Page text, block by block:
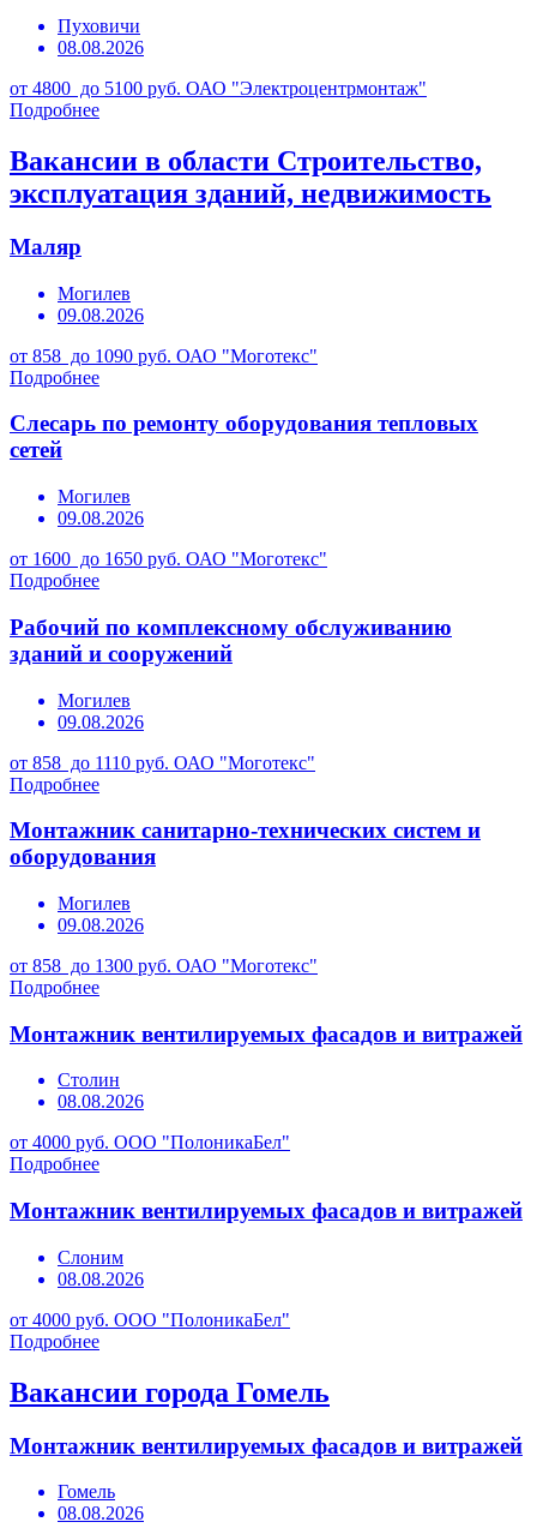
Пуховичи
08.08.2026
от 4800 до 5100 руб. ОАО "Электроцентрмонтаж"
Подробнее
Вакансии в области Строительство,
эксплуатация зданий, недвижимость
Маляр
Могилев
09.08.2026
от 858 до 1090 руб. ОАО "Моготекс"
Подробнее
Слесарь по ремонту оборудования тепловых
сетей
Могилев
09.08.2026
от 1600 до 1650 руб. ОАО "Моготекс"
Подробнее
Рабочий по комплексному обслуживанию
зданий и сооружений
Могилев
09.08.2026
от 858 до 1110 руб. ОАО "Моготекс"
Подробнее
Монтажник санитарно-технических систем и
оборудования
Могилев
09.08.2026
от 858 до 1300 руб. ОАО "Моготекс"
Подробнее
Монтажник вентилируемых фасадов и витражей
Столин
08.08.2026
от 4000 руб. ООО "ПолоникаБел"
Подробнее
Монтажник вентилируемых фасадов и витражей
Слоним
08.08.2026
от 4000 руб. ООО "ПолоникаБел"
Подробнее
Вакансии города Гомель
Монтажник вентилируемых фасадов и витражей
Гомель
08.08.2026